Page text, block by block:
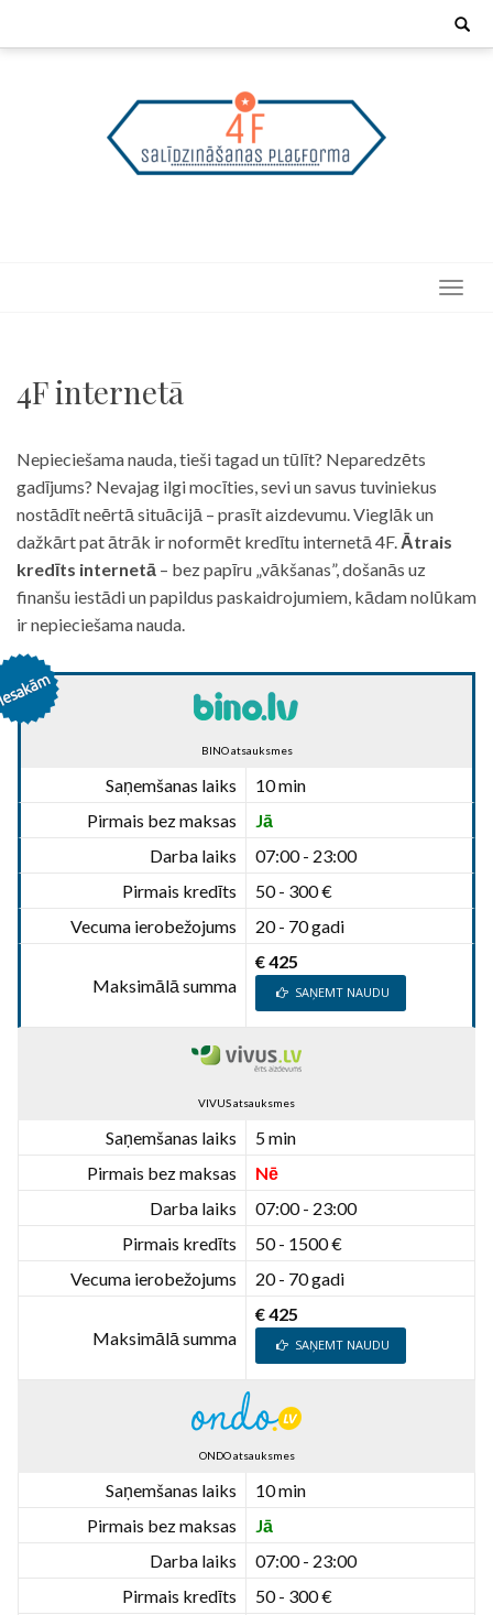
Search
4F internetā
Nepieciešama nauda, tieši tagad un tūlīt? Neparedzēts
gadījums? Nevajag ilgi mocīties, sevi un savus tuviniekus
nostādīt neērtā situācijā – prasīt aizdevumu. Vieglāk un
dažkārt pat ātrāk ir noformēt kredītu internetā 4F. Ātrais
kredīts internetā – bez papīru „vākšanas”, došanās uz
finanšu iestādi un papildus paskaidrojumiem, kādam nolūkam
ir nepieciešama nauda.
BINO atsauksmes
Saņemšanas laiks
10 min
Pirmais bez maksas
Jā
Darba laiks
07:00 - 23:00
Pirmais kredīts
50 - 300 €
Vecuma ierobežojums
20 - 70 gadi
Maksimālā summa
€ 425
SAŅEMT NAUDU
VIVUS atsauksmes
Saņemšanas laiks
5 min
Pirmais bez maksas
Nē
Darba laiks
07:00 - 23:00
Pirmais kredīts
50 - 1500 €
Vecuma ierobežojums
20 - 70 gadi
Maksimālā summa
€ 425
SAŅEMT NAUDU
ONDO atsauksmes
Saņemšanas laiks
10 min
Pirmais bez maksas
Jā
Darba laiks
07:00 - 23:00
Pirmais kredīts
50 - 300 €